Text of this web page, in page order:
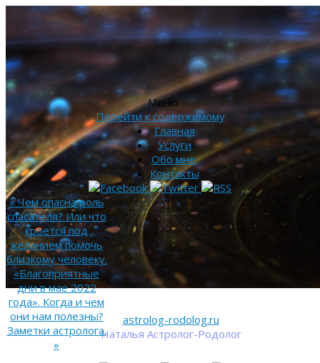
astrolog-rodolog.ru
Наталья Астролог-Родолог
Меню
Перейти к содержимому
Главная
Услуги
Обо мне.
Контакты
«Чем опасна роль
спасателя? Или что
кроется под
желанием помочь
близкому человеку.
«Благоприятные
дни в мае 2022
года». Когда и чем
они нам полезны?
Заметки астролога.
»